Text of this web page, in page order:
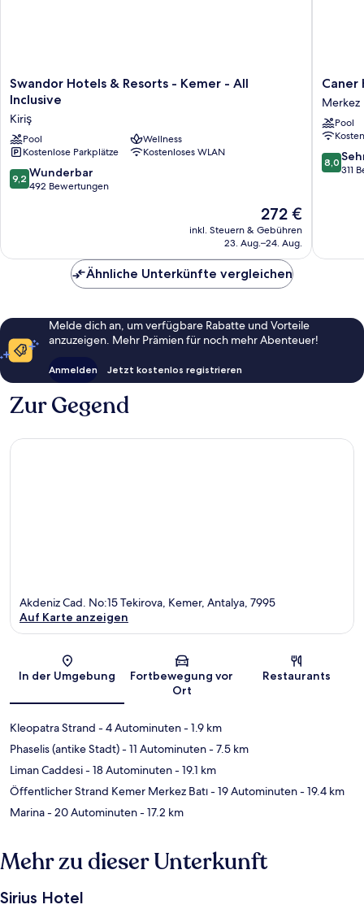
Swandor
Hotels
Resorts
-
Kemer
-
All
Swandor Hotels & Resorts - Kemer - All
Inclusive
Kiriş
Pool
Wellness
Kostenlose Parkplätze
Kostenloses WLAN
9.2
von
9,2 Wunderbar
492 Bewertungen
Der
Preis
beträgt
272 €
inkl. Steuern & Gebühren
23. Aug.–24. Aug.
Caner
Hotel
Merkez
Caner
Merkez
Pool
8.0
von
8,0
311
Ähnliche Unterkünfte vergleichen
Melde dich an, um verfügbare Rabatte und Vorteile
anzuzeigen. Mehr Prämien für noch mehr Abenteuer!
Anmelden Jetzt kostenlos registrieren
Zur Gegend
Karte
Akdeniz Cad. No:15 Tekirova, Kemer, Antalya, 7995
Auf Karte anzeigen
In der Umgebung
Fortbewegung vor
Ort
Restaurants
Kleopatra Strand - 4 Autominuten- 1.9 km
Phaselis (antike Stadt)- 11 Autominuten- 7.5 km
Liman Caddesi- 18 Autominuten- 19.1 km
Öffentlicher Strand Kemer Merkez Batı- 19 Autominuten- 19.4 km
Marina- 20 Autominuten- 17.2 km
Mehr zu dieser Unterkunft
Sirius Hotel